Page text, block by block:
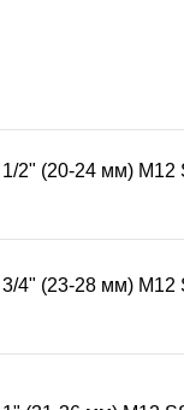
трасс,
хомут
AISI 304
1/2" (20-24 мм) М12
3/4" (23-28 мм) М12